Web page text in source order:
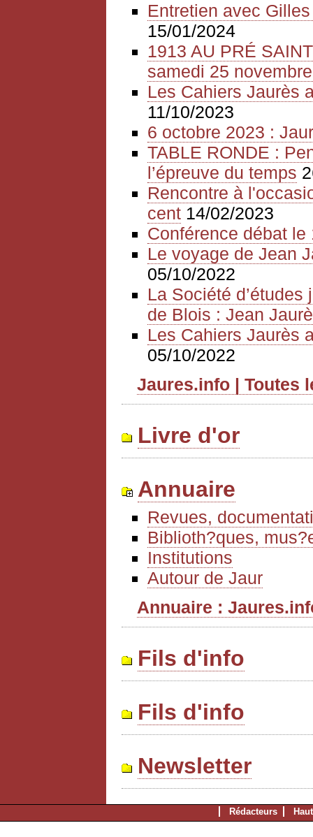
Entretien avec
15/01/2024
1913 AU PRÉ
samedi 25
Les Cahiers Jaurès
11/10/2023
6 octobre 2023 :
TABLE RONDE :
l’épreuve du temps
Rencontre à
cent 14/02/2023
Conférence débat
Le voyage de Jean
05/10/2022
La Société
de Blois : Jean
Les Cahiers Jaurès
05/10/2022
Jaures.info | Toutes
Livre d'or
Annuaire
Revues,
Biblioth?ques,
Institutions
Autour de Jaur
Annuaire :
Fils d'info
Fils d'info
Newsletter
Rédacteurs